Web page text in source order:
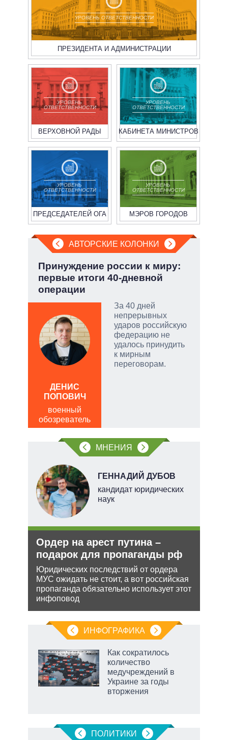
УРОВЕНЬ ОТВЕТСТВЕННОСТИ
ПРЕЗИДЕНТА И АДМИНИСТРАЦИИ
УРОВЕНЬ
ОТВЕТСТВЕННОСТИ
ВЕРХОВНОЙ РАДЫ
УРОВЕНЬ
ОТВЕТСТВЕННОСТИ
КАБИНЕТА МИНИСТРОВ
УРОВЕНЬ
ОТВЕТСТВЕННОСТИ
ПРЕДСЕДАТЕЛЕЙ ОГА
УРОВЕНЬ
ОТВЕТСТВЕННОСТИ
МЭРОВ ГОРОДОВ
АВТОРСКИЕ КОЛОНКИ
Принуждение россии к миру:
первые итоги 40-дневной
операции
За 40 дней
непрерывных
ударов российскую
федерацию не
удалось принудить
к мирным
переговорам.
ДЕНИС
ПОПОВИЧ
военный
обозреватель
МНЕНИЯ
ГЕННАДИЙ ДУБОВ
кандидат юридических
наук
Ордер на арест путина –
подарок для пропаганды рф
Юридических последствий от ордера
МУС ожидать не стоит, а вот российская
пропаганда обязательно использует этот
инфоповод
ИНФОГРАФИКА
Как сократилось
количество
медучреждений в
Украине за годы
вторжения
ПОЛИТИКИ